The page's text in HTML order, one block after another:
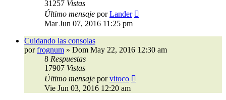
31257 Vistas
Último mensaje porLander
Mar Jun 07, 2016 11:25 pm
Cuidando las consolas
porfrognum » Dom May 22, 2016 12:30 am
8 Respuestas
17907 Vistas
Último mensaje porvitoco
Vie Jun 03, 2016 12:20 am